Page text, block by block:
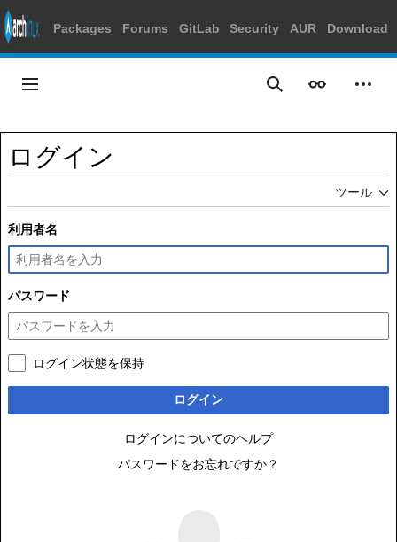
Packages Forums GitLab Security AUR Download
ス
プ
メインメニュー 検索 表示 個人
ログイン
ツール
利用者名
パスワード
ログイン状態を保持
ログイン
ログインについてのヘルプ
パスワードをお忘れですか？